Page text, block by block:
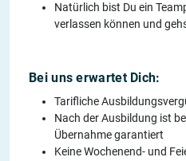
Natürlich bist Du ein
verlassen können und
Bei uns erwartet Dich:
Tarifliche
Nach der Ausbildung ist
Übernahme garantiert
Keine Wochenend- und